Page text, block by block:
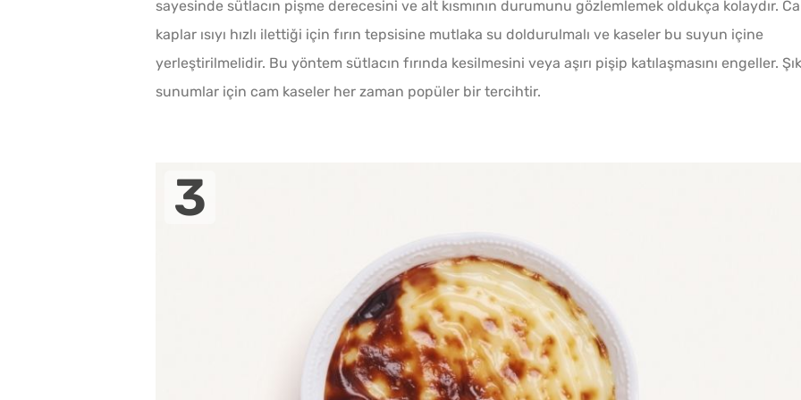
sayesinde sütlacın pişme derecesini ve alt kısmının durumunu gözlemlemek oldukça kolaydır.
kaplar ısıyı hızlı ilettiği için fırın tepsisine mutlaka su doldurulmalı ve kaseler bu suyun içine
yerleştirilmelidir. Bu yöntem sütlacın fırında kesilmesini veya aşırı pişip katılaşmasını engeller. Şık
sunumlar için cam kaseler her zaman popüler bir tercihtir.